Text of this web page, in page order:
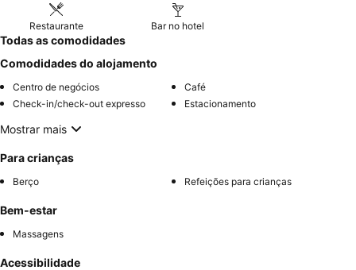
Restaurante Bar no hotel
Todas as comodidades
Comodidades do alojamento
Centro de negócios
Café
Check-in/check-out expresso
Estacionamento
Mostrar mais
Para crianças
Berço Refeições para crianças
Bem-estar
Massagens
Acessibilidade